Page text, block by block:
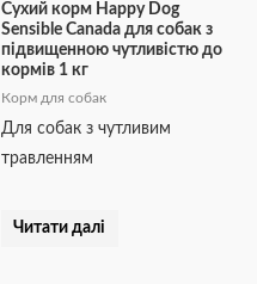
Сухий корм Happy Dog
Sensible Canada для собак з
підвищенною чутливістю до
кормів 1 кг
Корм для собак
Для собак з чутливим
травленням
Читати далі